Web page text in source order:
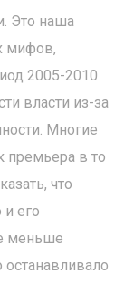
Это наша
мифов,
2005-2010
власти из-за
Многие
премьера в то
что
его
меньше
останавливало